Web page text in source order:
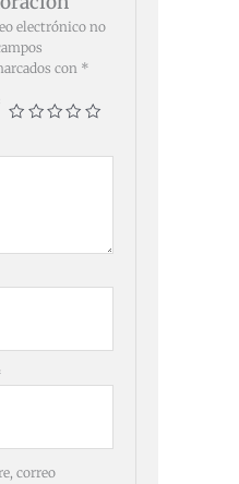
electrónico no
con *
correo